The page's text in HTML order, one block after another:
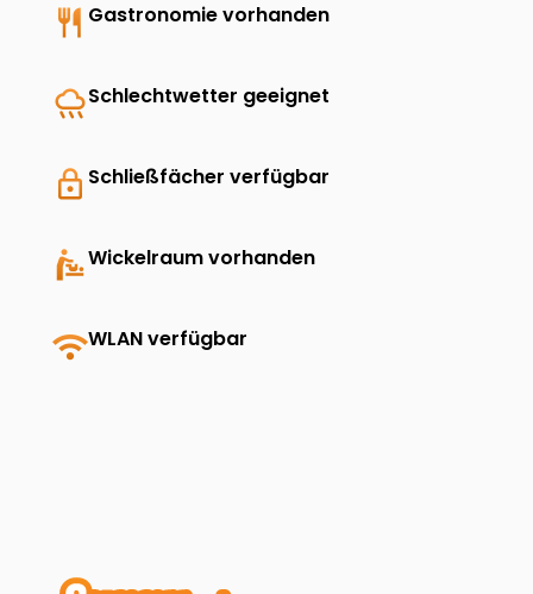
restaurant Gastronomie vorhanden
rainySchlechtwetter geeignet
lock Schließfächer verfügbar
baby_changing_stationWickelraum vorhanden
wifiWLAN verfügbar